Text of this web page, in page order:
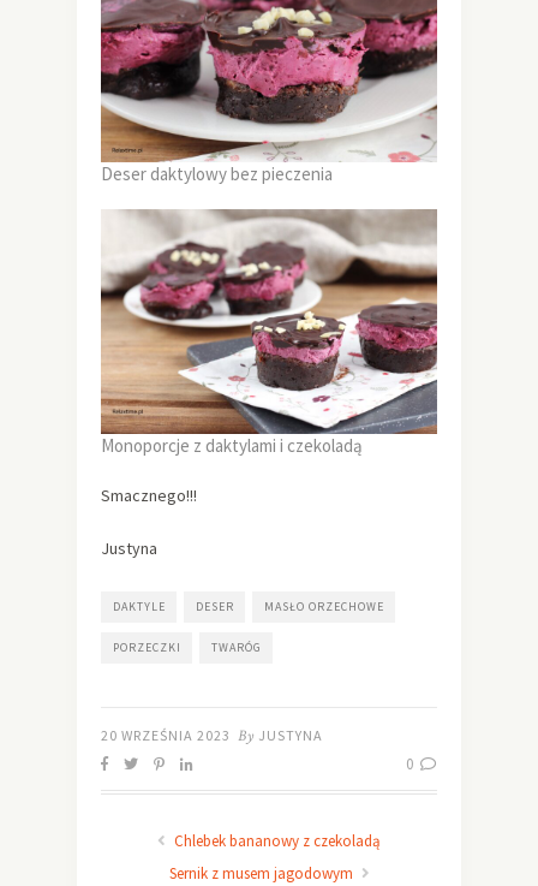
Deser daktylowy bez pieczenia
Monoporcje z daktylami i czekoladą
Smacznego!!!
Justyna
DAKTYLE DESER MASŁO ORZECHOWE
PORZECZKI TWARÓG
20 WRZEŚNIA 2023 By JUSTYNA
0
Chlebek bananowy z czekoladą
Sernik z musem jagodowym